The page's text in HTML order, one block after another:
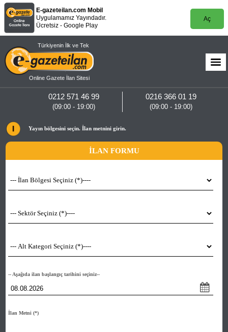
E-gazeteilan.com Mobil
Uygulamamız Yayındadır.
Ücretsiz - Google Play
Aç
Türkiyenin İlk ve Tek
Online Gazete İlan Sitesi
0216 366 01 19
(09:00 - 19:00)
0212 571 46 99
(09:00 - 19:00)
Yayın bölgesini seçin. İlan metnini girin.
İLAN FORMU
-- Aşağıda ilan başlangıç tarihini seçiniz--
İlan Metni(*)